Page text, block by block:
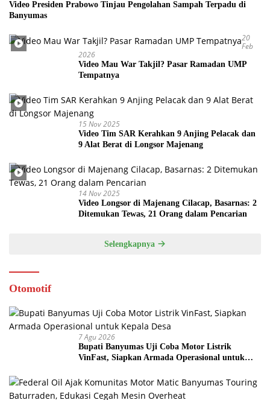
Video Presiden Prabowo Tinjau Pengolahan Sampah Terpadu di
Banyumas
20
Feb
2026
Video Mau War Takjil? Pasar Ramadan UMP
Tempatnya
15 Nov 2025
Video Tim SAR Kerahkan 9 Anjing Pelacak dan
9 Alat Berat di Longsor Majenang
14 Nov 2025
Video Longsor di Majenang Cilacap, Basarnas: 2
Ditemukan Tewas, 21 Orang dalam Pencarian
Selengkapnya
Otomotif
7 Agu 2026
Bupati Banyumas Uji Coba Motor Listrik
VinFast, Siapkan Armada Operasional untuk